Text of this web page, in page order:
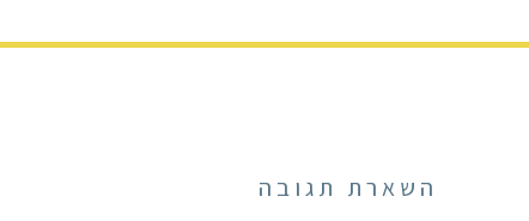
השארת תגובה